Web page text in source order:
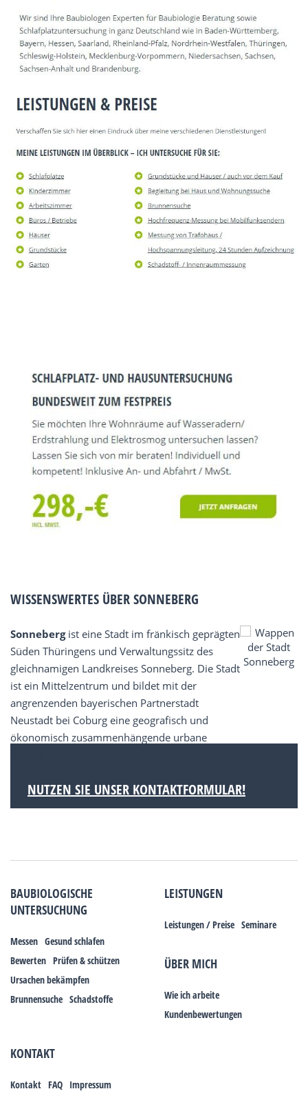
WISSENSWERTES ÜBER SONNEBERG
Sonnebergist eine Stadt im fränkisch geprägten
Süden Thüringens und Verwaltungssitz des
gleichnamigen Landkreises Sonneberg. Die Stadt
ist ein Mittelzentrum und bildet mit der
angrenzenden bayerischen Partnerstadt
Neustadt bei Coburg eine geografisch und
ökonomisch zusammenhängende urbane
NUTZEN SIE UNSER KONTAKTFORMULAR!
BAUBIOLOGISCHE
UNTERSUCHUNG
Messen Gesund schlafen
Bewerten Prüfen & schützen
Ursachen bekämpfen
Brunnensuche Schadstoffe
LEISTUNGEN
Leistungen / Preise Seminare
ÜBER MICH
Wie ich arbeite
Kundenbewertungen
KONTAKT
Kontakt FAQ Impressum